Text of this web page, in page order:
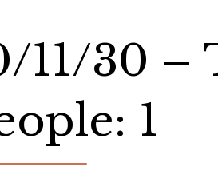
11/30 –
1